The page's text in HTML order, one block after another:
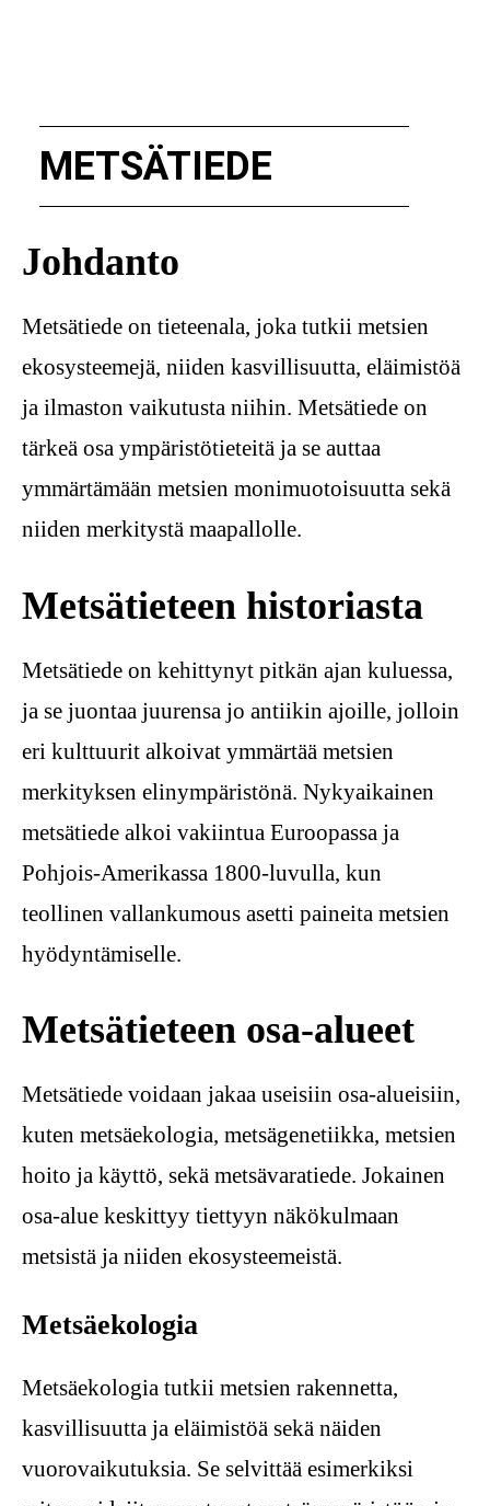
METSÄTIEDE
Johdanto
Metsätiede on tieteenala, joka tutkii metsien
ekosysteemejä, niiden kasvillisuutta, eläimistöä
ja ilmaston vaikutusta niihin. Metsätiede on
tärkeä osa ympäristötieteitä ja se auttaa
ymmärtämään metsien monimuotoisuutta sekä
niiden merkitystä maapallolle.
Metsätieteen historiasta
Metsätiede on kehittynyt pitkän ajan kuluessa,
ja se juontaa juurensa jo antiikin ajoille, jolloin
eri kulttuurit alkoivat ymmärtää metsien
merkityksen elinympäristönä. Nykyaikainen
metsätiede alkoi vakiintua Euroopassa ja
Pohjois-Amerikassa 1800-luvulla, kun
teollinen vallankumous asetti paineita metsien
hyödyntämiselle.
Metsätieteen osa-alueet
Metsätiede voidaan jakaa useisiin osa-alueisiin,
kuten metsäekologia, metsägenetiikka, metsien
hoito ja käyttö, sekä metsävaratiede. Jokainen
osa-alue keskittyy tiettyyn näkökulmaan
metsistä ja niiden ekosysteemeistä.
Metsäekologia
Metsäekologia tutkii metsien rakennetta,
kasvillisuutta ja eläimistöä sekä näiden
vuorovaikutuksia. Se selvittää esimerkiksi